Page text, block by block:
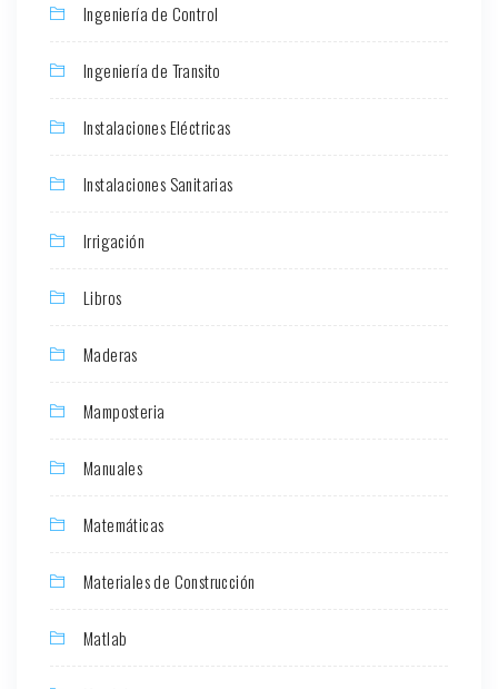
Ingeniería de Control
Ingeniería de Transito
Instalaciones Eléctricas
Instalaciones Sanitarias
Irrigación
Libros
Maderas
Mamposteria
Manuales
Matemáticas
Materiales de Construcción
Matlab